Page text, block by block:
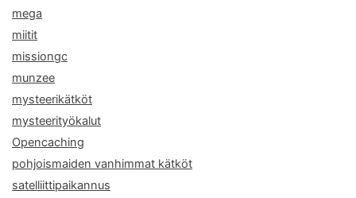
mega
miitit
missiongc
munzee
mysteerikätköt
mysteerityökalut
Opencaching
pohjoismaiden vanhimmat kätköt
satelliittipaikannus